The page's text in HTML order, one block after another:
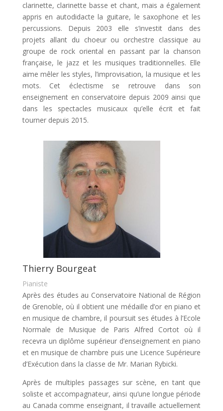
clarinette, clarinette basse et chant, mais a également
appris en autodidacte la guitare, le saxophone et les
percussions. Depuis 2003 elle s’investit dans des
projets allant du choeur ou orchestre classique au
groupe de rock oriental en passant par la chanson
française, le jazz et les musiques traditionnelles. Elle
aime mêler les styles, l’improvisation, la musique et les
mots. Cet éclectisme se retrouve dans son
enseignement en conservatoire depuis 2009 ainsi que
dans les spectacles musicaux qu’elle écrit et fait
tourner depuis 2015.
Thierry Bourgeat
Pianiste
Après des études au Conservatoire National de Région
de Grenoble, où il obtient une médaille d’or en piano et
en musique de chambre, il poursuit ses études à l’Ecole
Normale de Musique de Paris Alfred Cortot où il
recevra un diplôme supérieur d’enseignement en piano
et en musique de chambre puis une Licence Supérieure
d’Exécution dans la classe de Mr. Marian Rybicki.
Après de multiples passages sur scène, en tant que
soliste et accompagnateur, ainsi qu’une longue période
au Canada comme enseignant, il travaille actuellement